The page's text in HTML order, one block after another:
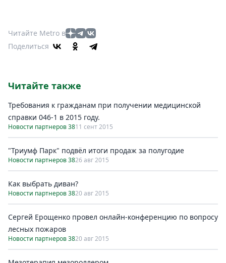
Читайте Metro в
Поделиться
Читайте также
Требования к гражданам при получении медицинской
справки 046-1 в 2015 году.
Новости партнеров 3811 сент 2015
"Триумф Парк" подвёл итоги продаж за полугодие
Новости партнеров 3826 авг 2015
Как выбрать диван?
Новости партнеров 3820 авг 2015
Сергей Ерощенко провел онлайн-конференцию по вопросу
лесных пожаров
Новости партнеров 3820 авг 2015